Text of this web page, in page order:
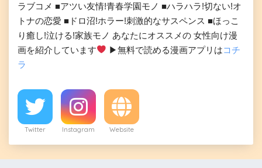
ラブコメ ■アツい友情!青春学園モノ ■ハラハラ!切ない!オ
トナの恋愛 ■ドロ沼!ホラー!刺激的なサスペンス ■ほっこ
り癒し!泣ける!家族モノ あなたにオススメの 女性向け漫
画を紹介しています
▶︎無料で読める漫画アプリはコチ
ラ
Twitter Instagram Website